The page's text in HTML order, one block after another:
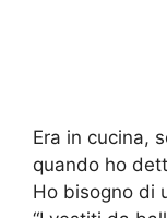
Era in cucina,
quando ho
Ho bisogno di